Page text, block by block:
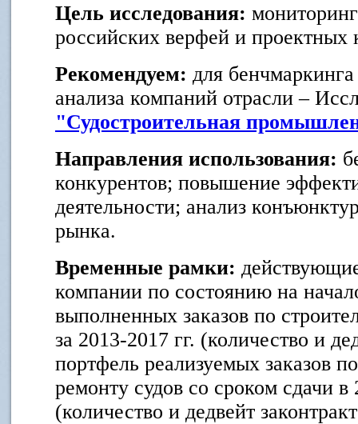
Цель исследования:
российских верфей и проектных
Рекомендуем: для
анализа компаний отрасли –
"Судостроительная
Направления использования:
конкурентов; повышение
деятельности; анализ
рынка.
Временные рамки:
компании по состоянию на
выполненных заказов по
за 2013-2017 гг. (количество и
портфель реализуемых заказов
ремонту судов со сроком сдачи в
(количество и дедвейт